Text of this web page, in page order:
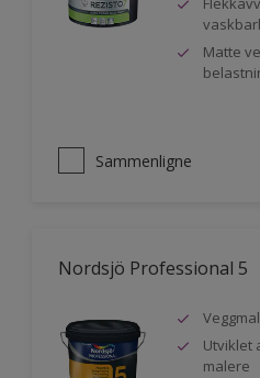
Matte
Sammenligne
Nordsjö Professional 5
Utviklet
malere